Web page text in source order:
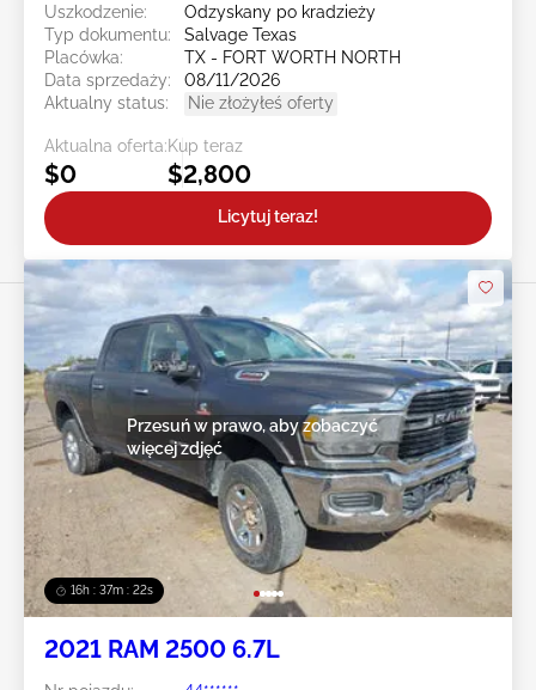
Uszkodzenie:
Odzyskany po kradzieży
Typ dokumentu:
Salvage Texas
Placówka:
TX - FORT WORTH NORTH
Data sprzedaży:
08/11/2026
Aktualny status:
Nie złożyłeś oferty
Aktualna oferta:
$0
Kup teraz
$2,800
Licytuj teraz!
16h : 37m : 19s
Przesuń w prawo, aby zobaczyć
więcej zdjęć
2021 RAM 2500 6.7L